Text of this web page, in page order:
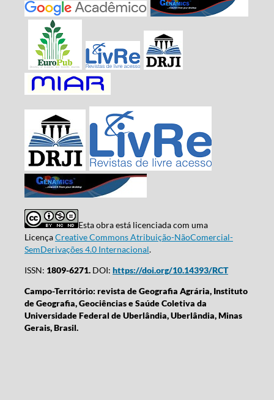
Esta obra está licenciada com uma
LicençaCreative Commons Atribuição-NãoComercial-
SemDerivações 4.0 Internacional.
ISSN: 1809-6271.DOI: https://doi.org/10.14393/RCT
Campo-Território: revista de Geografia Agrária, Instituto
de Geografia, Geociências e Saúde Coletiva da
Universidade Federal de Uberlândia, Uberlândia, Minas
Gerais, Brasil.